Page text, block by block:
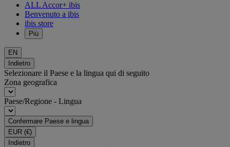
ALL Accor+ ibis
Benvenuto a ibis
ibis store
Più
EN
Indietro
Selezionare il Paese e la lingua qui di seguito
Zona geografica
Paese/Regione - Lingua
Confermare Paese e lingua
EUR (€)
Indietro